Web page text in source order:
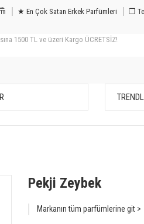
𐙏 ★ En Çok Satan Erkek Parfümleri
❒
1500 TL ve üzeri Kargo ÜCRETSİZ!
Pekji Zeybek
Markanın tüm parfümlerine git >